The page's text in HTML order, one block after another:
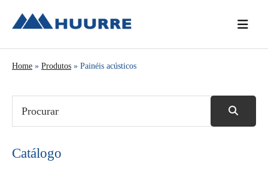
para
menu
content
para
barra
principal
Home » Produtos » Painéis acústicos
Catálogo